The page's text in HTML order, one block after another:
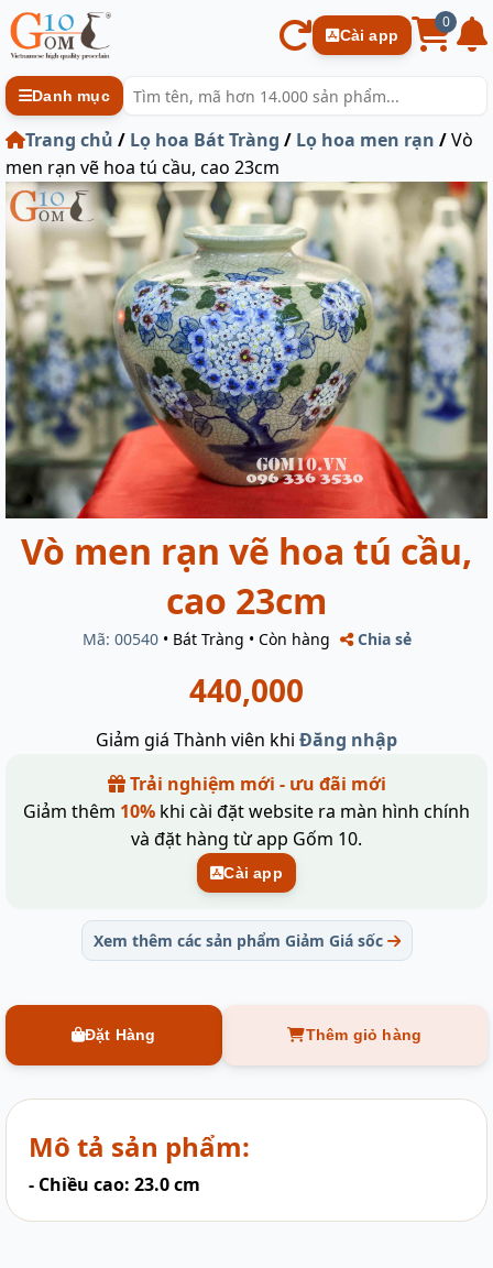
Cài app
0
Danh mục
Trang chủ / Lọ hoa Bát Tràng / Lọ hoa men rạn /Vò
men rạn vẽ hoa tú cầu, cao 23cm
Vò men rạn vẽ hoa tú cầu,
cao 23cm
Mã: 00540 • Bát Tràng • Còn hàng Chia sẻ
440,000
Giảm giá Thành viên khi Đăng nhập
Trải nghiệm mới - ưu đãi mới
Giảm thêm 10% khi cài đặt website ra màn hình chính
và đặt hàng từ app Gốm 10.
Cài app
Xem thêm các sản phẩm Giảm Giá sốc
Đặt Hàng Thêm giỏ hàng
Mô tả sản phẩm:
- Chiều cao: 23.0 cm